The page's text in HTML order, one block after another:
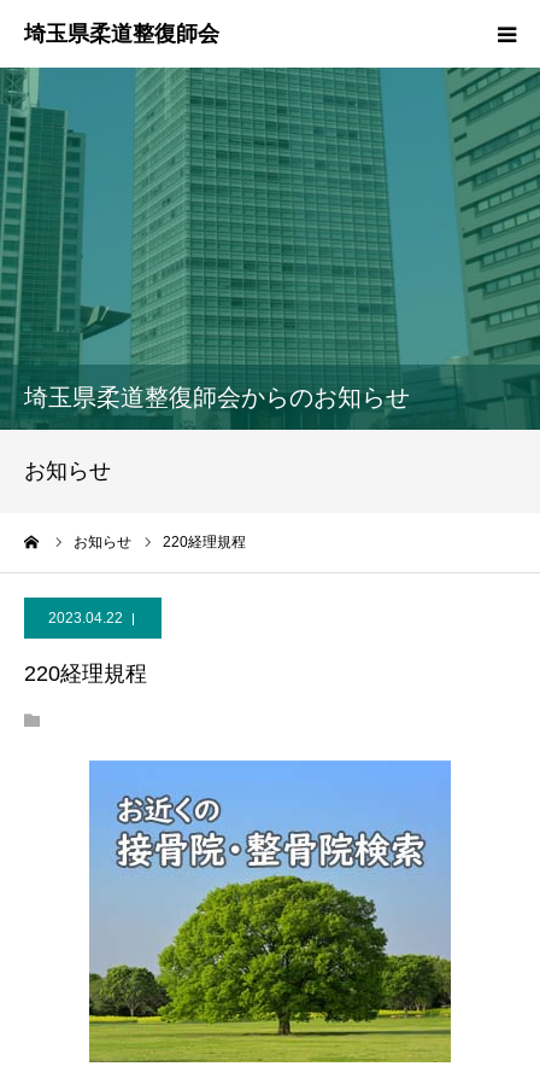
埼玉県柔道整復師会からのお知らせ
お知らせ
お知らせ 220経理規程
2023.04.22
220経理規程
本会のご紹介
情報公開
柔道整復師とは
接骨院・整骨院検索